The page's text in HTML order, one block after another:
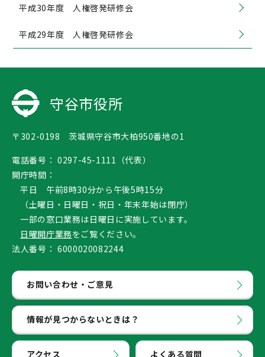
平成30年度 人権啓発研修会
平成29年度 人権啓発研修会
守谷市役所
〒302-0198 茨城県守谷市大柏950番地の1
電話番号： 0297-45-1111（代表）
開庁時間：
平日 午前8時30分から午後5時15分
（土曜日・日曜日・祝日・年末年始は閉庁）
一部の窓口業務は日曜日に実施しています。
日曜開庁業務をご覧ください。
法人番号： 6000020082244
お問い合わせ・ご意見
情報が見つからないときは？
アクセス よくある質問